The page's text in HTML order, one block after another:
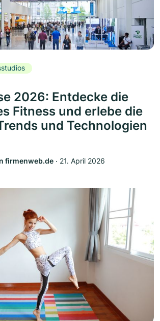
2026: Entdecke die
Fitness und erlebe die
und Technologien
firmenweb.de ‧ 21. April 2026